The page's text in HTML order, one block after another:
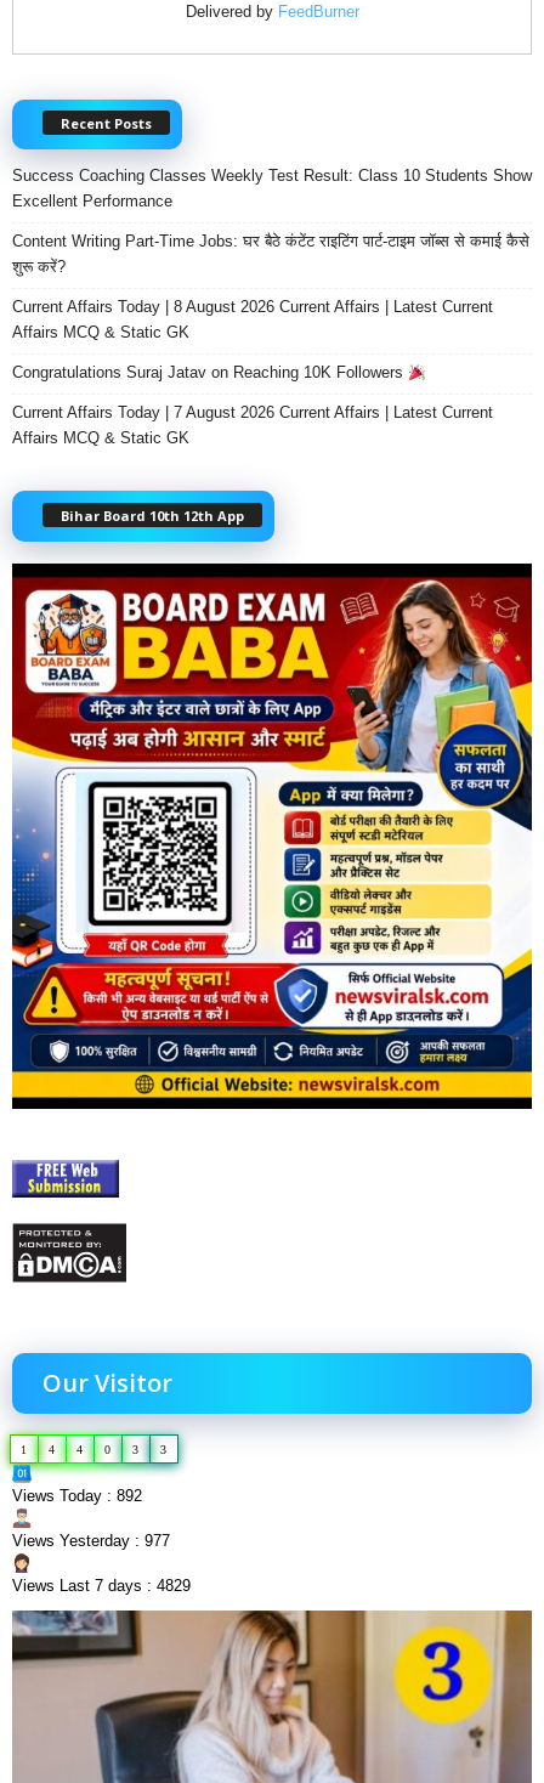
Delivered by FeedBurner
Recent Posts
Success Coaching Classes Weekly Test Result: Class 10 Students Show
Excellent Performance
Content Writing Part-Time Jobs: घर बैठे कंटेंट राइटिंग पार्ट-टाइम जॉब्स से कमाई कैसे
शुरू करें?
Current Affairs Today | 8 August 2026 Current Affairs | Latest Current
Affairs MCQ & Static GK
Congratulations Suraj Jatav on Reaching 10K Followers
Current Affairs Today | 7 August 2026 Current Affairs | Latest Current
Affairs MCQ & Static GK
Bihar Board 10th 12th App
Our Visitor
1 4 4 0 3 3
Views Today : 892
Views Yesterday : 977
Views Last 7 days : 4829